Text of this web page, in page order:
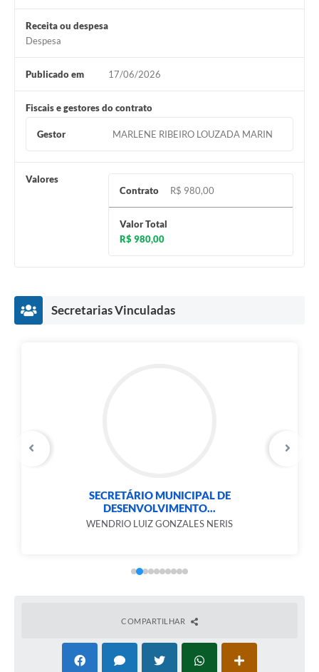
Receita ou despesa
Despesa
Publicado em 17/06/2026
Fiscais e gestores do contrato
Gestor MARLENE RIBEIRO LOUZADA MARIN
Valores
Contrato
R$ 980,00
Valor Total
R$ 980,00
Secretarias Vinculadas
SECRETÁRIO MUNICIPAL DE
DESENVOLVIMENTO...
WENDRIO LUIZ GONZALES NERIS
COMPARTILHAR